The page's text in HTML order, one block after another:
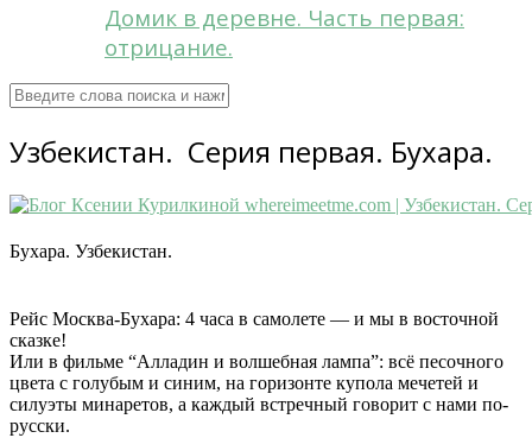
Домик в деревне. Часть первая:
отрицание.
Узбекистан. Серия первая. Бухара.
Бухара. Узбекистан.
Рейс Москва-Бухара: 4 часа в самолете — и мы в восточной
сказке!
Или в фильме “Алладин и волшебная лампа”: всё песочного
цвета с голубым и синим, на горизонте купола мечетей и
силуэты минаретов, а каждый встречный говорит с нами по-
русски.